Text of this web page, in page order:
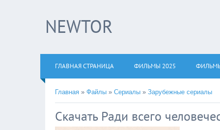
NEWTOR
ГЛАВНАЯ СТРАНИЦА ФИЛЬМЫ 2025
Главная » Файлы » Сериалы » Зарубежные сериалы
Скачать Ради всего
Нажмите
!!!Если Вы